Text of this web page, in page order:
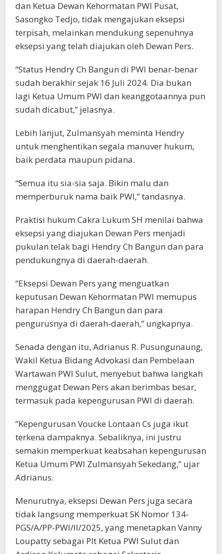
dan Ketua Dewan Kehormatan PWI Pusat,
Sasongko Tedjo, tidak mengajukan eksepsi
terpisah, melainkan mendukung sepenuhnya
eksepsi yang telah diajukan oleh Dewan Pers.
“Status Hendry Ch Bangun di PWI benar-benar
sudah berakhir sejak 16 Juli 2024. Dia bukan
lagi Ketua Umum PWI dan keanggotaannya pun
sudah dicabut,” jelasnya.
Lebih lanjut, Zulmansyah meminta Hendry
untuk menghentikan segala manuver hukum,
baik perdata maupun pidana.
“Semua itu sia-sia saja. Bikin malu dan
memperburuk nama baik PWI,” tandasnya.
Praktisi hukum Cakra Lukum SH menilai bahwa
eksepsi yang diajukan Dewan Pers menjadi
pukulan telak bagi Hendry Ch Bangun dan para
pendukungnya di daerah-daerah.
“Eksepsi Dewan Pers yang menguatkan
keputusan Dewan Kehormatan PWI memupus
harapan Hendry Ch Bangun dan para
pengurusnya di daerah-daerah,” ungkapnya.
Senada dengan itu, Adrianus R. Pusungunaung,
Wakil Ketua Bidang Advokasi dan Pembelaan
Wartawan PWI Sulut, menyebut bahwa langkah
menggugat Dewan Pers akan berimbas besar,
termasuk pada kepengurusan PWI di daerah.
“Kepengurusan Voucke Lontaan Cs juga ikut
terkena dampaknya. Sebaliknya, ini justru
semakin memperkuat keabsahan kepengurusan
Ketua Umum PWI Zulmansyah Sekedang,” ujar
Adrianus.
Menurutnya, eksepsi Dewan Pers juga secara
tidak langsung memperkuat SK Nomor 134-
PGS/A/PP-PWI/II/2025, yang menetapkan Vanny
Loupatty sebagai Plt Ketua PWI Sulut dan